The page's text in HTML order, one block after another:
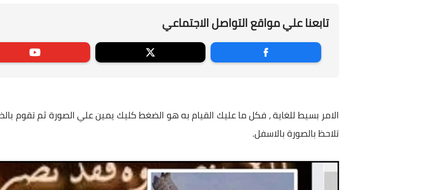
تابعنا علي مواقع التواصل الاجتماعي
تلاحظ بالصورة بالاسفل.